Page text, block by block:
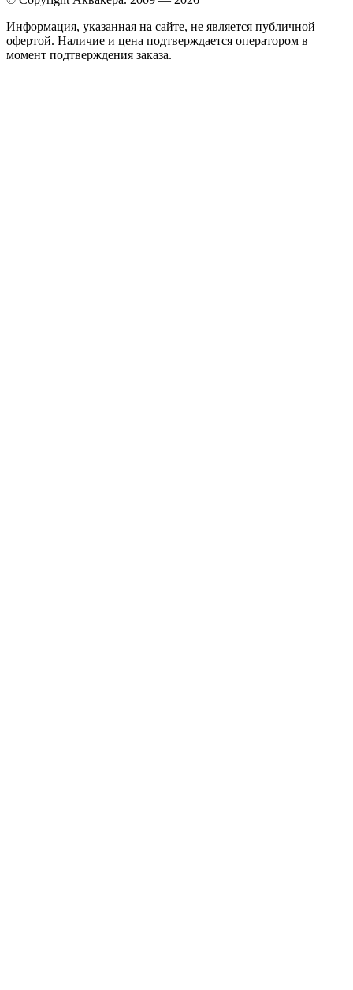
Информация, указанная на сайте, не является публичной
офертой. Наличие и цена подтверждается оператором в
момент подтверждения заказа.